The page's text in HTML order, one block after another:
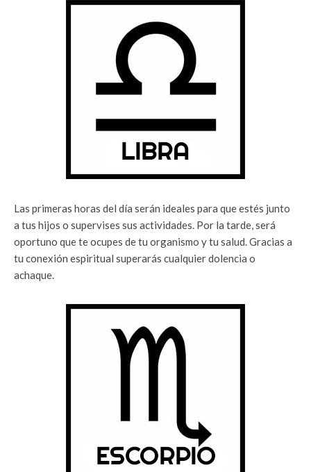
Las primeras horas del día serán ideales para que estés junto
a tus hijos o supervises sus actividades. Por la tarde, será
oportuno que te ocupes de tu organismo y tu salud. Gracias a
tu conexión espiritual superarás cualquier dolencia o
achaque.